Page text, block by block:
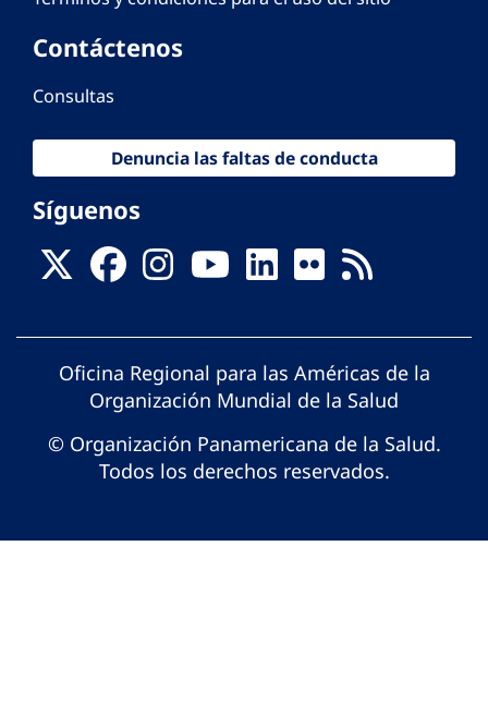
Contáctenos
Consultas
Denuncia las faltas de conducta
Síguenos
Oficina Regional para las Américas de la
Organización Mundial de la Salud
© Organización Panamericana de la Salud.
Todos los derechos reservados.